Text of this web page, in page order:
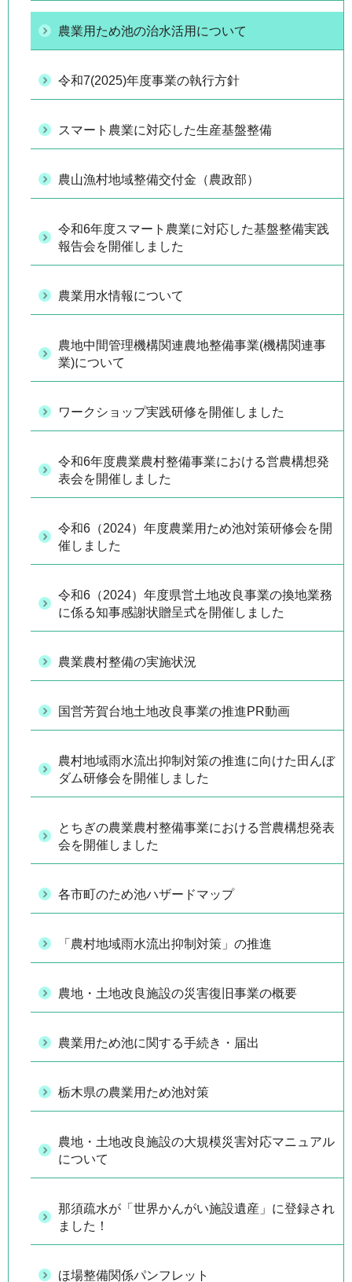
農業用ため池の治水活用について
令和7(2025)年度事業の執行方針
スマート農業に対応した生産基盤整備
農山漁村地域整備交付金（農政部）
令和6年度スマート農業に対応した基盤整備実践
報告会を開催しました
農業用水情報について
農地中間管理機構関連農地整備事業(機構関連事
業)について
ワークショップ実践研修を開催しました
令和6年度農業農村整備事業における営農構想発
表会を開催しました
令和6（2024）年度農業用ため池対策研修会を開
催しました
令和6（2024）年度県営土地改良事業の換地業務
に係る知事感謝状贈呈式を開催しました
農業農村整備の実施状況
国営芳賀台地土地改良事業の推進PR動画
農村地域雨水流出抑制対策の推進に向けた田んぼ
ダム研修会を開催しました
とちぎの農業農村整備事業における営農構想発表
会を開催しました
各市町のため池ハザードマップ
「農村地域雨水流出抑制対策」の推進
農地・土地改良施設の災害復旧事業の概要
農業用ため池に関する手続き・届出
栃木県の農業用ため池対策
農地・土地改良施設の大規模災害対応マニュアル
について
那須疏水が「世界かんがい施設遺産」に登録され
ました！
ほ場整備関係パンフレット